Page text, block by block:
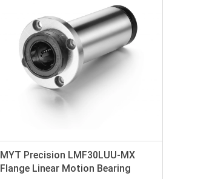
MYT Precision LMF30LUU-MX
Flange Linear Motion Bearing